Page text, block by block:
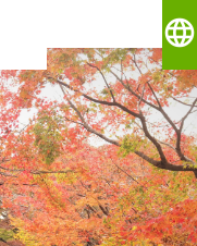
language